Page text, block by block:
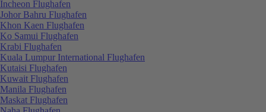
Incheon Flughafen
Johor Bahru Flughafen
Khon Kaen Flughafen
Ko Samui Flughafen
Krabi Flughafen
Kuala Lumpur International Flughafen
Kutaisi Flughafen
Kuwait Flughafen
Manila Flughafen
Maskat Flughafen